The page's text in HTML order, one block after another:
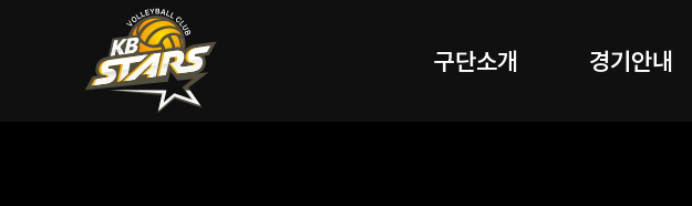
구단소개 경기안내